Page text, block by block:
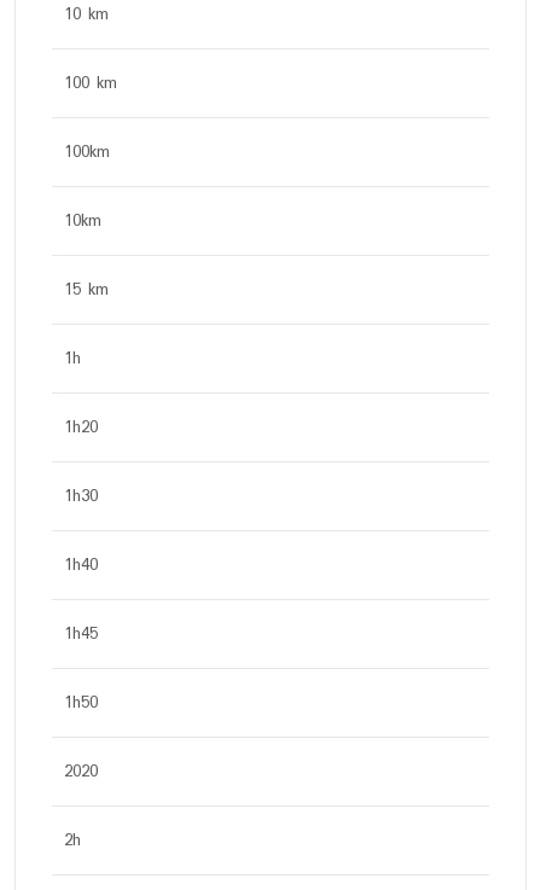
10 km
100 km
100km
10km
15 km
1h
1h20
1h30
1h40
1h45
1h50
2020
2h